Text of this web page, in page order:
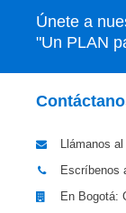
Únete a
"Un PLAN
Llámanos al
Escríbenos
En Bogotá: